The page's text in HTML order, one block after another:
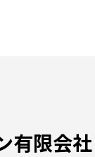
有限会社